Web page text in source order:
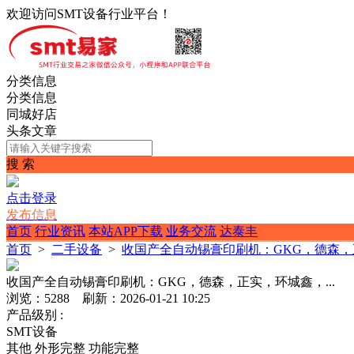
欢迎访问SMT设备行业平台！
分类信息
分类信息
同城好店
头条文章
搜 索
点击登录
发布信息
首页 行业资讯 本站APP下载 业务交流 达泰丰
首页 > 二手设备 > 收国产全自动锡膏印刷机：GKG，德森
收国产全自动锡膏印刷机：GKG，德森，正实，环城鑫，...
浏览：5288 刷新：2026-01-21 10:25
产品级别 :
SMT设备
其他 外形完整 功能完整